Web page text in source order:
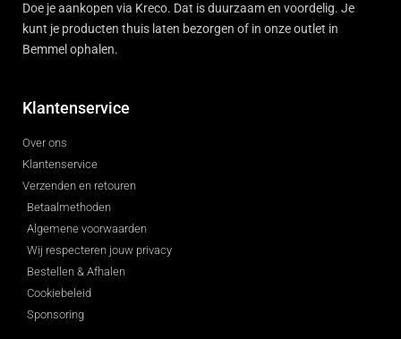
Doe je aankopen via Kreco. Dat is duurzaam en voordelig. Je
kunt je producten thuis laten bezorgen of in onze outlet in
Bemmel ophalen.
Klantenservice
Over ons
Klantenservice
Verzenden en retouren
Betaalmethoden
Algemene voorwaarden
Wij respecteren jouw privacy
Bestellen & Afhalen
Cookiebeleid
Sponsoring